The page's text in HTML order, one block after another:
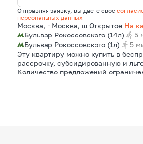
Отправляя заявку, вы даете свое
персональных данных
Москва, г Москва, ш Открытое На
Бульвар Рокоссовского (14л)
5
Бульвар Рокоссовского (1л)
5
Эту квартиру можно купить в
рассрочку, субсидированную и
Количество предложений